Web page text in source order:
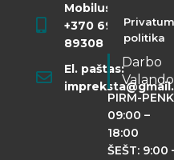
Mobilusis:
+370 698
89308
El. paštas:
politika
Darbo
PIRM-
09:00 –
18:00
ŠEŠT: 9:00